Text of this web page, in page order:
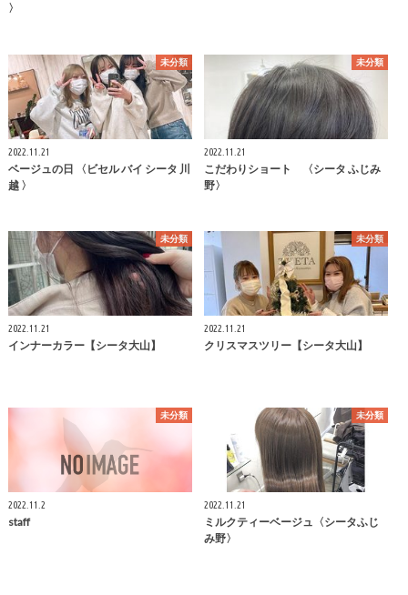
〉
未分類
2022.11.21
ベージュの日 〈ビセル バイ シータ 川
越 〉
未分類
2022.11.21
こだわりショート 〈シータ ふじみ
野〉
未分類
2022.11.21
インナーカラー【シータ大山】
未分類
2022.11.21
クリスマスツリー【シータ大山】
未分類
2022.11.2
staff
未分類
2022.11.21
ミルクティーベージュ〈シータふじ
み野〉